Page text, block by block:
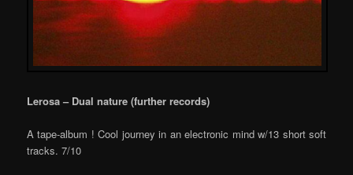
Lerosa – Dual nature (further records)
A tape-album ! Cool journey in an electronic mind w/13 short soft
tracks. 7/10